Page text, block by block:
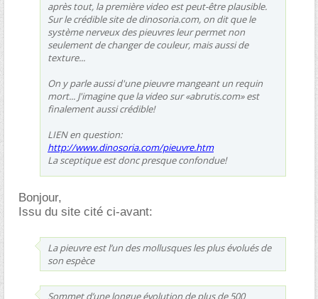
après tout, la première video est peut-être plausible.
Sur le crédible site de dinosoria.com, on dit que le
système nerveux des pieuvres leur permet non
seulement de changer de couleur, mais aussi de
texture...
On y parle aussi d'une pieuvre mangeant un requin
mort... J'imagine que la video sur «abrutis.com» est
finalement aussi crédible!
LIEN en question:
http://www.dinosoria.com/pieuvre.htm
La sceptique est donc presque confondue!
Bonjour,
Issu du site cité ci-avant:
La pieuvre est l’un des mollusques les plus évolués de
son espèce
Sommet d’une longue évolution de plus de 500